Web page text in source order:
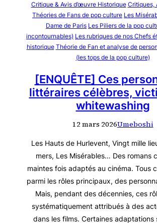
Critique & Avis d’œuvre Historique Critiques,
Théories de Fans de pop culture Les
Dame de Paris Les Piliers de la pop
incontournables) Les rubriques de nos Chefs
historique Théorie de Fan et analyse de
(les tops de la pop culture)
[ENQUÊTE] Ces
littéraires célèbres,
whitewashing
12 mars 2026Umeboshi
Les Hauts de Hurlevent, Vingt mille
mers, Les Misérables… Des romans
maintes fois adaptés au cinéma. Tous
parmi les rôles principaux, des
Mais, pendant des décennies, ces
systématiquement attribués à des
dans les films. Certaines adaptations